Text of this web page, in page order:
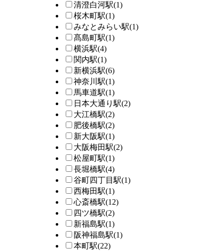
清澄白河駅(1)
桜木町駅(1)
みなとみらい駅(1)
髙島町駅(1)
横浜駅(4)
関内駅(1)
新横浜駅(6)
神奈川駅(1)
馬車道駅(1)
日本大通り駅(2)
大江橋駅(2)
肥後橋駅(2)
新大阪駅(1)
大阪梅田駅(2)
松屋町駅(1)
長堀橋駅(4)
谷町四丁目駅(1)
西梅田駅(1)
心斎橋駅(12)
四ツ橋駅(2)
新福島駅(1)
阪神福島駅(1)
本町駅(22)